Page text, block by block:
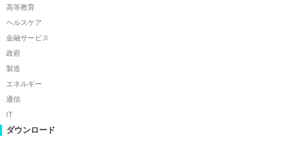
高等教育
ヘルスケア
金融サービス
政府
製造
エネルギー
通信
IT
ダウンロード
アカデミックコンティニュイティー
高等教育機関の多くが、教育、研究、管理の品質を向上させるために学術
続性を保証することはできません。
規制遵守